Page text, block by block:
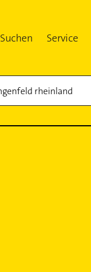
Suchen Service